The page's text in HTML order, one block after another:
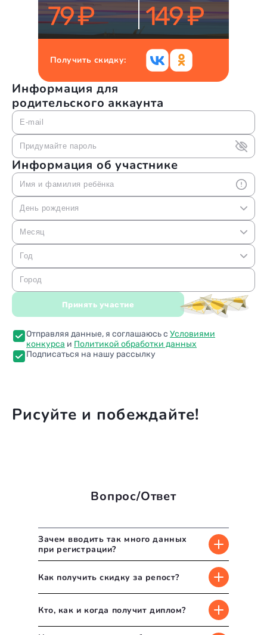
79₽ 149₽
Получить скидку:
Информация для
родительского аккаунта
E-mail
Придумайте пароль
Информация об участнике
Имя и фамилия ребёнка
День рождения
1
2
4
6
7
8
12
Месяц
Январь
Февраль
Июнь
Июль
Октябрь
Год
2022
2019
2018
2017
2014
Город
Принять участие
Отправляя данные, я соглашаюсь с Условиями
конкурса и Политикой обработки данных
Подписаться на нашу рассылку
Рисуйте и побеждайте!
Вопрос/Ответ
Зачем вводить так много данных
при регистрации?
Как получить скидку за репост?
Кто, как и когда получит диплом?